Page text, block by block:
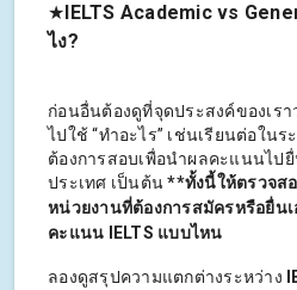
★IELTS Academic vs
ไง?
ก่อนอื่นต้องดูที่จุดประสงค์ของเรา
ไปใช้ “ทำอะไร” เช่นเรียนต่อใ
ต้องการสอบเพื่อนำผลคะแนนไป
ประเทศ เป็นต้น**ทั้งนี้ให้ตรวจส
หน่วยงานที่ต้องการสมัครหรือยื่น
คะแนน IELTS แบบไหน
ลองดูสรุปความแตกต่างระหว่าง